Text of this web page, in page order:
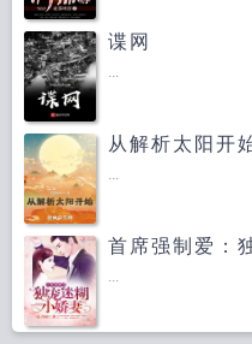
谍网
...
从解析太阳开
...
首席强制爱：
...